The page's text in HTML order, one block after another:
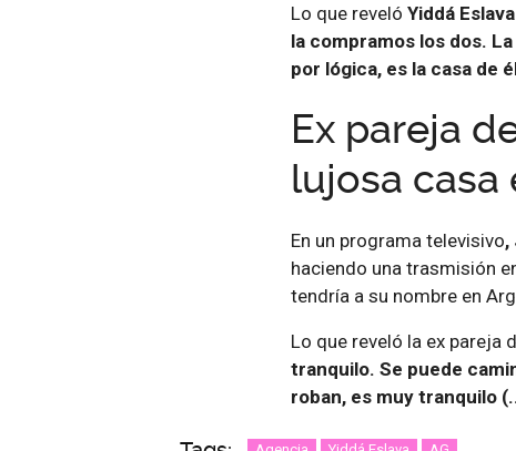
Lo que reveló Yiddá Eslava
la compramos los dos.
por lógica, es la casa de
Ex pareja
lujosa casa
En un programa televisivo,
haciendo una trasmisión
tendría a su nombre en
Lo que reveló la ex pareja
tranquilo. Se puede
roban, es muy tranquilo